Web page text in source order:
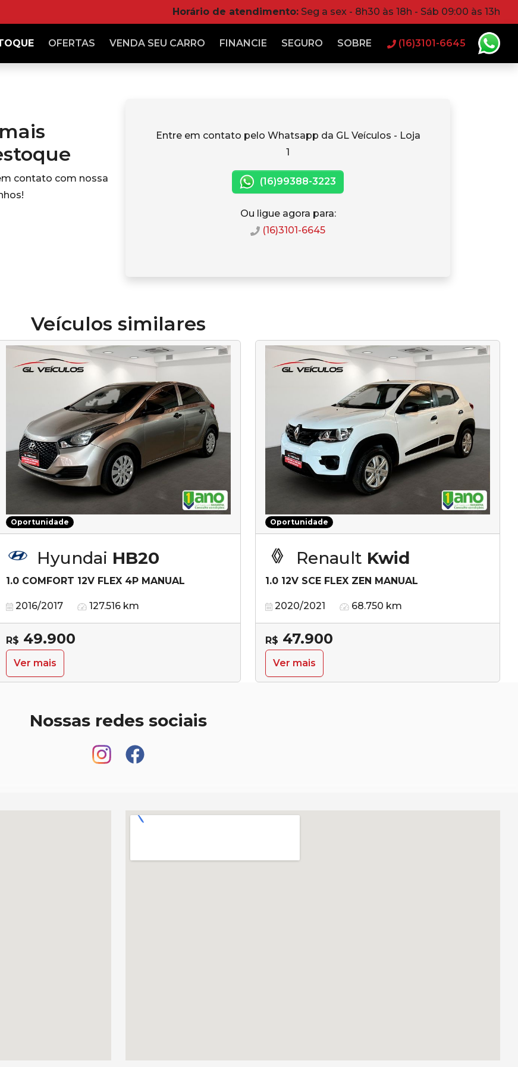
Horário de atendimento: Seg a sex - 8h30 às 18h - Sáb 09:00 às 13h
OFERTAS VENDA SEU CARRO FINANCIE SEGURO SOBRE (16)3101-6645
contato com nossa
Entre em contato pelo Whatsapp da GL Veículos - Loja
1
(16)99388-3223
Ou ligue agora para:
(16)3101-6645
Veículos similares
Oportunidade
Hyundai HB20
1.0 COMFORT 12V FLEX 4P MANUAL
2016/2017 127.516 km
R$ 49.900
Ver mais
Oportunidade
Renault Kwid
1.0 12V SCE FLEX ZEN MANUAL
2020/2021 68.750 km
R$ 47.900
Ver mais
Nossas redes sociais